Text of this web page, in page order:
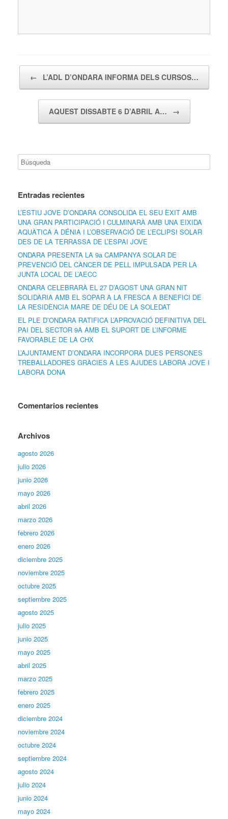
← L’ADL D’ONDARA INFORMA DELS CURSOS…
AQUEST DISSABTE 6 D’ABRIL A… →
Entradas recientes
L’ESTIU JOVE D’ONDARA CONSOLIDA EL SEU ÈXIT AMB
UNA GRAN PARTICIPACIÓ I CULMINARÀ AMB UNA EIXIDA
AQUÀTICA A DÉNIA I L’OBSERVACIÓ DE L’ECLIPSI SOLAR
DES DE LA TERRASSA DE L’ESPAI JOVE
ONDARA PRESENTA LA 9a CAMPANYA SOLAR DE
PREVENCIÓ DEL CÀNCER DE PELL IMPULSADA PER LA
JUNTA LOCAL DE L’AECC
ONDARA CELEBRARÀ EL 27 D’AGOST UNA GRAN NIT
SOLIDÀRIA AMB EL SOPAR A LA FRESCA A BENEFICI DE
LA RESIDÈNCIA MARE DE DÉU DE LA SOLEDAT
EL PLE D’ONDARA RATIFICA L’APROVACIÓ DEFINITIVA DEL
PAI DEL SECTOR 9A AMB EL SUPORT DE L’INFORME
FAVORABLE DE LA CHX
L’AJUNTAMENT D’ONDARA INCORPORA DUES PERSONES
TREBALLADORES GRÀCIES A LES AJUDES LABORA JOVE I
LABORA DONA
Comentarios recientes
Archivos
agosto 2026
julio 2026
junio 2026
mayo 2026
abril 2026
marzo 2026
febrero 2026
enero 2026
diciembre 2025
noviembre 2025
octubre 2025
septiembre 2025
agosto 2025
julio 2025
junio 2025
mayo 2025
abril 2025
marzo 2025
febrero 2025
enero 2025
diciembre 2024
noviembre 2024
octubre 2024
septiembre 2024
agosto 2024
julio 2024
junio 2024
mayo 2024